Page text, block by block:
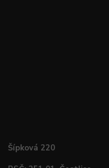
Šípková 220